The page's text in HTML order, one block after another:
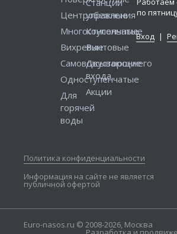
по
Вход |
Центробежные
Многоступенчатые
Вихревые
Самовсасывающие
Одноступенчатые
Для
горячей
воды
управления
Консольные
Винтовые
Двустороннего
входа
Акции
Политика конфиденциальности
Информация на сайте не является
публичной офертой
Euro-nasos.ru © 2008-2026, Москва